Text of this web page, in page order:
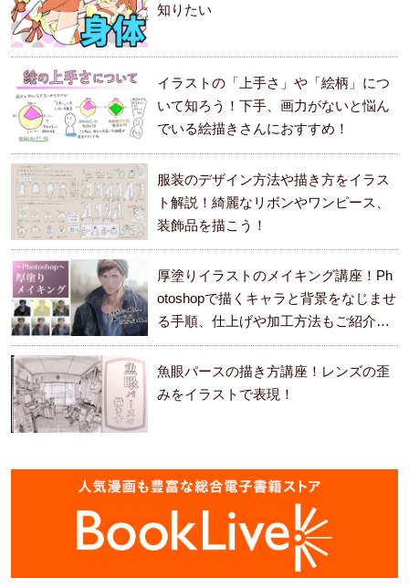
知りたい
イラストの「上手さ」や「絵柄」につ
いて知ろう！下手、画力がないと悩ん
でいる絵描きさんにおすすめ！
服装のデザイン方法や描き方をイラス
ト解説！綺麗なリボンやワンピース、
装飾品を描こう！
厚塗りイラストのメイキング講座！Ph
otoshopで描くキャラと背景をなじませ
る手順、仕上げや加工方法もご紹介し
ます。
魚眼パースの描き方講座！レンズの歪
みをイラストで表現！